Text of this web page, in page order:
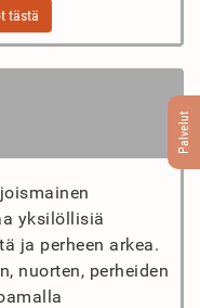
Palvelut
tästä
yksilöllisiä
ja perheen arkea.
nuorten, perheiden